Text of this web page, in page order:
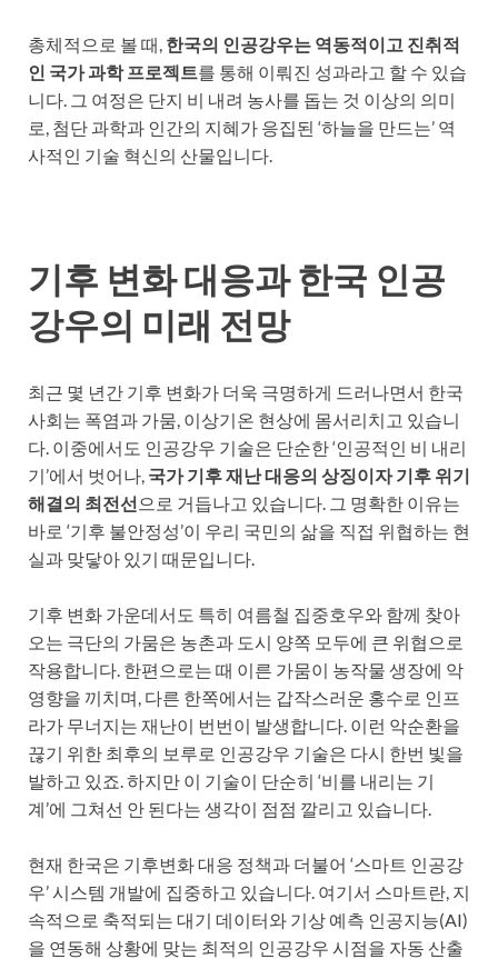
총체적으로 볼 때, 한국의 인공강우는 역동적이고 진취적
인 국가 과학 프로젝트를 통해 이뤄진 성과라고 할 수 있습
니다. 그 여정은 단지 비 내려 농사를 돕는 것 이상의 의미
로, 첨단 과학과 인간의 지혜가 응집된 ‘하늘을 만드는’ 역
사적인 기술 혁신의 산물입니다.
기후 변화 대응과 한국 인공
강우의 미래 전망
최근 몇 년간 기후 변화가 더욱 극명하게 드러나면서 한국
사회는 폭염과 가뭄, 이상기온 현상에 몸서리치고 있습니
다. 이중에서도 인공강우 기술은 단순한 ‘인공적인 비 내리
기’에서 벗어나, 국가 기후 재난 대응의 상징이자 기후 위기
해결의 최전선 으로 거듭나고 있습니다. 그 명확한 이유는
바로 ‘기후 불안정성’이 우리 국민의 삶을 직접 위협하는 현
실과 맞닿아 있기 때문입니다.
기후 변화 가운데서도 특히 여름철 집중호우와 함께 찾아
오는 극단의 가뭄은 농촌과 도시 양쪽 모두에 큰 위협으로
작용합니다. 한편으로는 때 이른 가뭄이 농작물 생장에 악
영향을 끼치며, 다른 한쪽에서는 갑작스러운 홍수로 인프
라가 무너지는 재난이 번번이 발생합니다. 이런 악순환을
끊기 위한 최후의 보루로 인공강우 기술은 다시 한번 빛을
발하고 있죠. 하지만 이 기술이 단순히 ‘비를 내리는 기
계’에 그쳐선 안 된다는 생각이 점점 깔리고 있습니다.
현재 한국은 기후변화 대응 정책과 더불어 ‘스마트 인공강
우’ 시스템 개발에 집중하고 있습니다. 여기서 스마트란, 지
속적으로 축적되는 대기 데이터와 기상 예측 인공지능(AI)
을 연동해 상황에 맞는 최적의 인공강우 시점을 자동 산출